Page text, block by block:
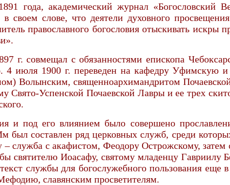
года, академический журнал
своем слове, что деятели духовного
православного богословия отыскивать
г. совмещал с обязанностями епископа
4 июля 1900 г. переведен на кафедру Уфимскую
Волынским, священноархимандритом
Свято-Успенской Почаевской Лавры и ее трех
и под его влиянием было совершено
был составлен ряд церковных служб, среди
– служба с акафистом, Феодору Острожскому,
святителю Иоасафу, святому младенцу
службы для богослужебного пользования еще
славянским просветителям.